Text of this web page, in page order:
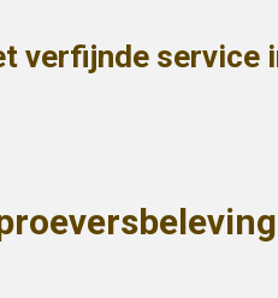
verfijnde service